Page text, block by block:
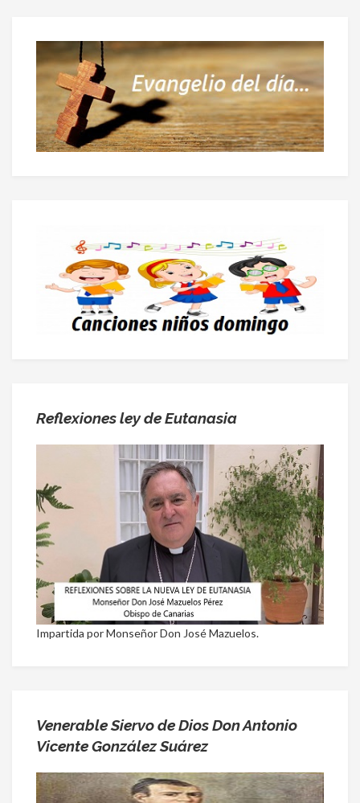
Reflexiones ley de Eutanasia
Impartida por Monseñor Don José Mazuelos.
Venerable Siervo de Dios Don Antonio
Vicente González Suárez